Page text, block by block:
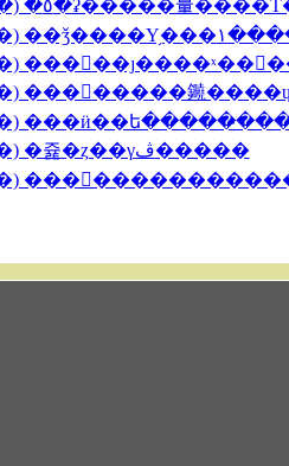
��������䥵
��2003 01/30(��) �쥹�ȥ��γڤ�����